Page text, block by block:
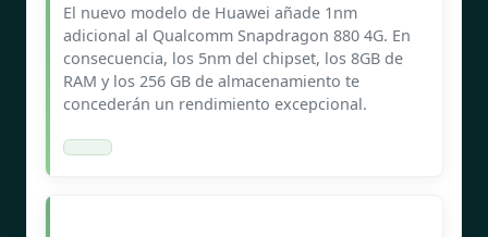
El nuevo modelo de Huawei añade 1nm
adicional al Qualcomm Snapdragon 880 4G. En
consecuencia, los 5nm del chipset, los 8GB de
RAM y los 256 GB de almacenamiento te
concederán un rendimiento excepcional.